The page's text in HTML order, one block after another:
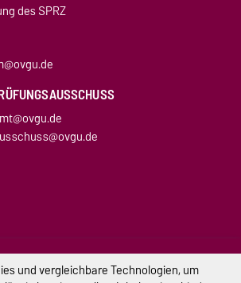
des SPRZ
Impressum
und vergleichbare Technologien, um